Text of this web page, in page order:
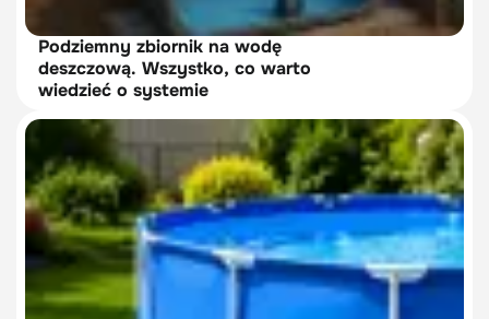
Podziemny zbiornik na wodę
deszczową. Wszystko, co warto
wiedzieć o systemie